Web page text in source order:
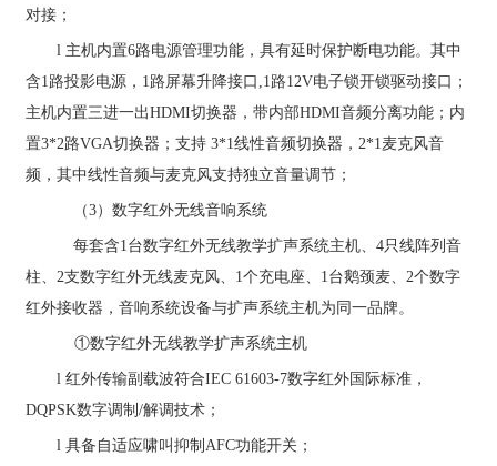
对接；
l 主机内置6路电源管理功能，具有延时保护断电功能。其中
含1路投影电源， 1路屏幕升降接口,1路12V电子锁开锁驱动接口；
主机内置三进一出HDMI切换器，带内部HDMI音频分离功能；内
置3*2路VGA切换器；支持3*1线性音频切换器，2*1麦克风音
频，其中线性音频与麦克风支持独立音量调节；
（3）数字红外无线音响系统
每套含1台数字红外无线教学扩声系统主机、4只线阵列音
柱、2支数字红外无线麦克风、 1个充电座、 1台鹅颈麦、2个数字
红外接收器，音响系统设备与扩声系统主机为同一品牌。
①数字红外无线教学扩声系统主机
l红外传输副载波符合IEC 61603-7数字红外国际标准，
DQPSK数字调制/解调技术；
l具备自适应啸叫抑制AFC功能开关；